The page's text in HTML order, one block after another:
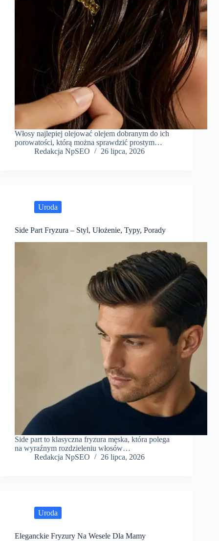
Włosy najlepiej olejować olejem dobranym do ich
porowatości, którą można sprawdzić prostym…
Redakcja NpSEO
26 lipca, 2026
Uroda
Side Part Fryzura – Styl, Ułożenie, Typy, Porady
Side part to klasyczna fryzura męska, która polega
na wyraźnym rozdzieleniu włosów…
Redakcja NpSEO
26 lipca, 2026
Uroda
Eleganckie Fryzury Na Wesele Dla Mamy